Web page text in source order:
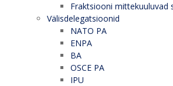
Fraktsiooni mittekuuluvad
Välisdelegatsioonid
NATO PA
ENPA
BA
OSCE PA
IPU